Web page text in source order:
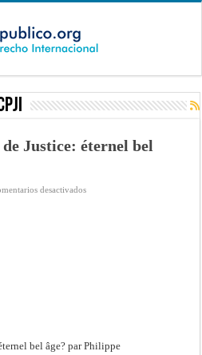
Justice: éternel bel
desactivadosen
bel âge? par Philippe